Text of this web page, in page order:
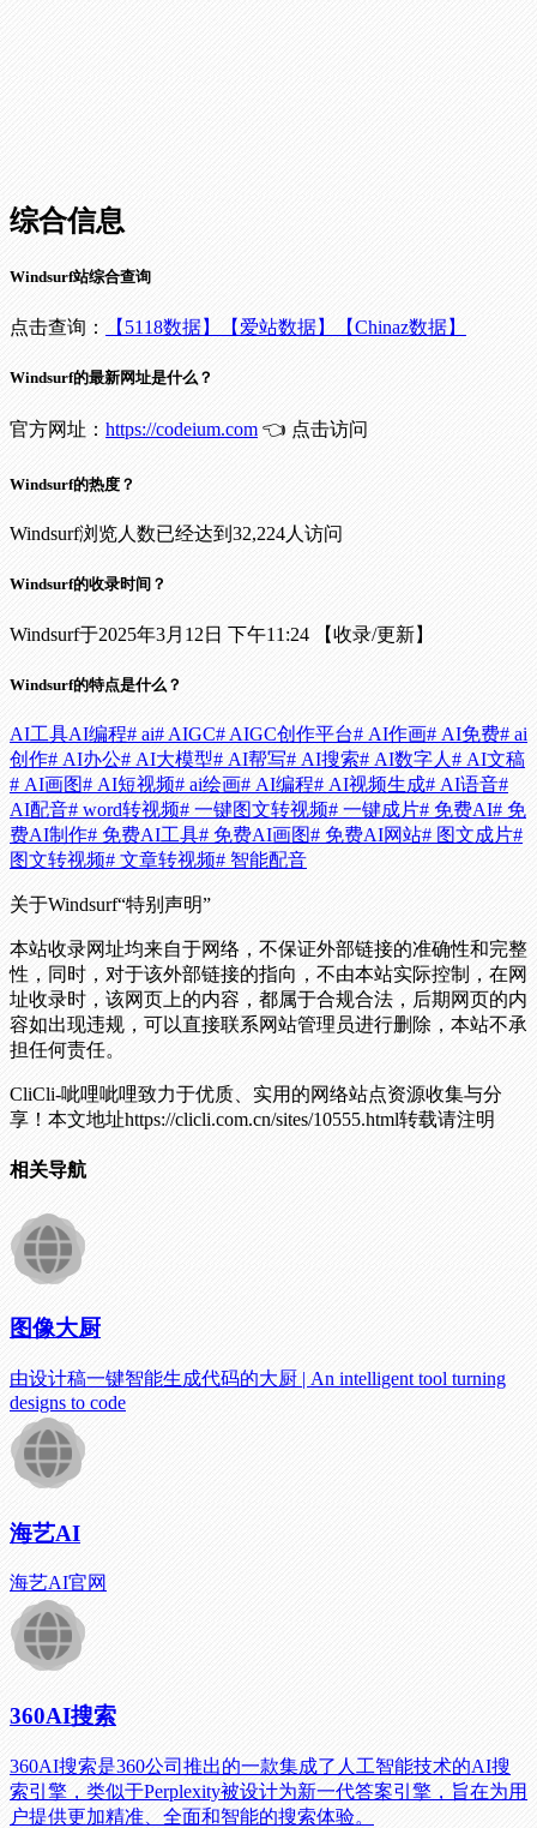
综合信息
Windsurf站综合查询
点击查询： 【5118数据】 【爱站数据】 【Chinaz数据】
Windsurf的最新网址是什么？
官方网址： https://codeium.com 👈 点击访问
Windsurf的热度？
Windsurf浏览人数已经达到32,224人访问
Windsurf的收录时间？
Windsurf于2025年3月12日 下午11:24 【收录/更新】
Windsurf的特点是什么？
AI工具AI编程# ai# AIGC# AIGC创作平台# AI作画# AI免费# ai
创作# AI办公# AI大模型# AI帮写# AI搜索# AI数字人 # AI文稿
# AI画图# AI短视频# ai绘画# AI编程# AI视频生成# AI语音#
AI配音# word转视频# 一键图文转视频# 一键成片# 免费AI# 免
费AI制作# 免费AI工具# 免费AI画图# 免费AI网站# 图文成片#
图文转视频# 文章转视频# 智能配音
关于Windsurf“特别声明”
本站收录网址均来自于网络，不保证外部链接的准确性和完整
性，同时，对于该外部链接的指向，不由本站实际控制，在网
址收录时，该网页上的内容，都属于合规合法，后期网页的内
容如出现违规，可以直接联系网站管理员进行删除，本站不承
担任何责任。
CliCli-呲哩呲哩致力于优质、实用的网络站点资源收集与分
享！ 本文地址https://clicli.com.cn/sites/10555.html转载请注明
相关导航
图像大厨
由设计稿一键智能生成代码的大厨 | An intelligent tool turning
designs to code
海艺AI
海艺AI官网
360AI搜索
360AI搜索是360公司推出的一款集成了人工智能技术的AI搜
索引擎，类似于Perplexity被设计为新一代答案引擎，旨在为用
户提供更加精准、全面和智能的搜索体验。